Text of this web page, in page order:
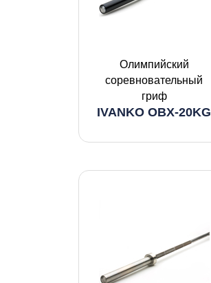
Олимпийский
соревновательный
гриф
IVANKO OBX-20KG